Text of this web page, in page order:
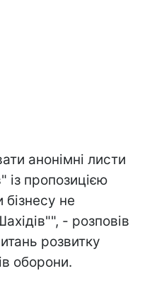
анонімні листи
із пропозицією
не
- розповів
розвитку
оборони.